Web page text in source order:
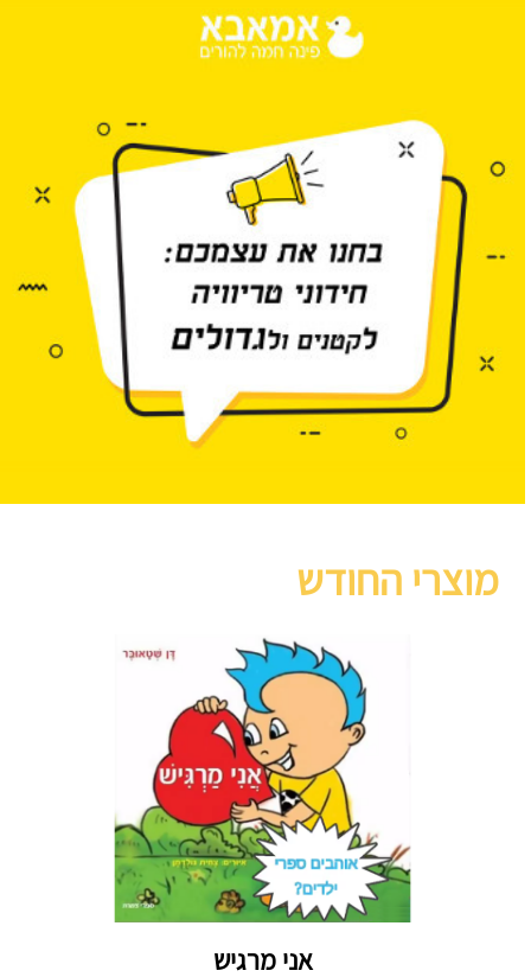
מוצרי החודש
אני מרגיש